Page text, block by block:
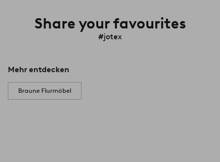
Share your favourites
#jotex
Mehr entdecken
Braune Flurmöbel